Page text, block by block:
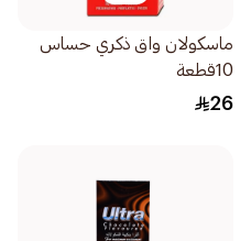
ماسكولان واق ذكري حساس
10قطعة
26